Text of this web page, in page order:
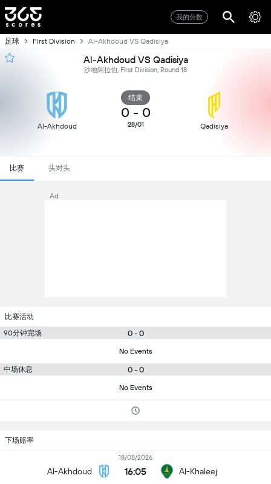
我的分数
足球 First Division Al-Akhdoud VS Qadisiya
Al-Akhdoud VS Qadisiya
沙地阿拉伯, First Division, Round 18
Al-Akhdoud
结束
0 - 0
28/01 Qadisiya
比赛 头对头
Ad
比赛活动
90分钟完场
0 - 0
No Events
中场休息 0 - 0
No Events
下场赔率
Al-Akhdoud
18/08/2026
16:05 Al-Khaleej